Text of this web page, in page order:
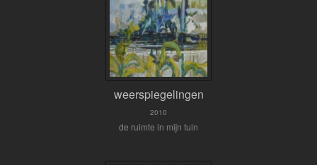
weerspiegelingen
2010
de ruimte in mijn tuin